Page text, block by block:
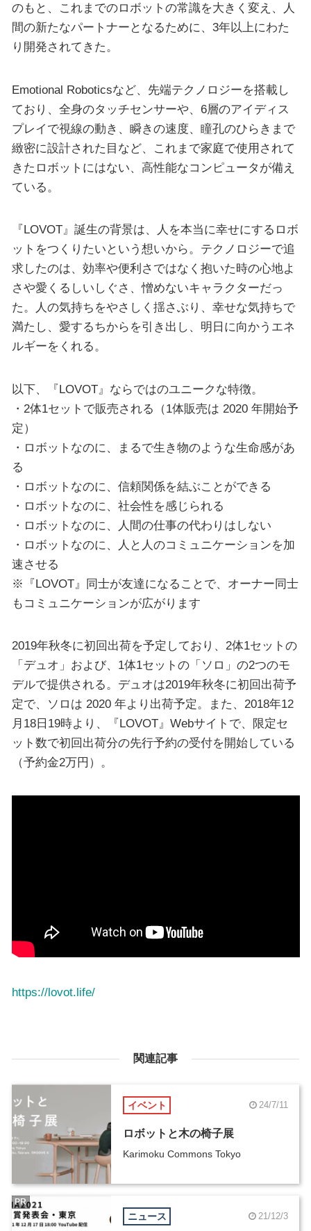
のもと、これまでのロボットの常識を大きく変え、人
間の新たなパートナーとなるために、3年以上にわた
り開発されてきた。
Emotional Roboticsなど、先端テクノロジーを搭載し
ており、全身のタッチセンサーや、6層のアイディス
プレイで視線の動き、瞬きの速度、瞳孔のひらきまで
緻密に設計された目など、これまで家庭で使用されて
きたロボットにはない、高性能なコンピュータが備え
ている。
『LOVOT』誕生の背景は、人を本当に幸せにするロボ
ットをつくりたいという想いから。テクノロジーで追
求したのは、効率や便利さではなく抱いた時の心地よ
さや愛くるしいしぐさ、憎めないキャラクターだっ
た。人の気持ちをやさしく揺さぶり、幸せな気持ちで
満たし、愛するちからを引き出し、明日に向かうエネ
ルギーをくれる。
以下、『LOVOT』ならではのユニークな特徴。
・2体1セットで販売される（1体販売は 2020 年開始予
定）
・ロボットなのに、まるで生き物のような生命感があ
る
・ロボットなのに、信頼関係を結ぶことができる
・ロボットなのに、社会性を感じられる
・ロボットなのに、人間の仕事の代わりはしない
・ロボットなのに、人と人のコミュニケーションを加
速させる
※『LOVOT』同士が友達になることで、オーナー同士
もコミュニケーションが広がります
2019年秋冬に初回出荷を予定しており、2体1セットの
「デュオ」および、1体1セットの「ソロ」の2つのモ
デルで提供される。デュオは2019年秋冬に初回出荷予
定で、ソロは 2020 年より出荷予定。また、2018年12
月18日19時より、『LOVOT』Webサイトで、限定セ
ット数で初回出荷分の先行予約の受付を開始している
（予約金2万円）。
https://lovot.life/
関連記事
イベント 24/7/11
ロボットと木の椅子展
Karimoku Commons Tokyo
ニュース 21/12/3
PR